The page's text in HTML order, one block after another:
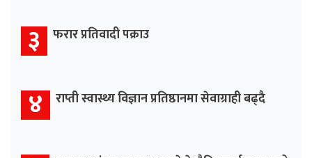
३ फरार प्रतिवादी पक्राउ
४ राप्ती स्वास्थ्य विज्ञान प्रतिष्ठानमा सेवाग्राही बढ्दै